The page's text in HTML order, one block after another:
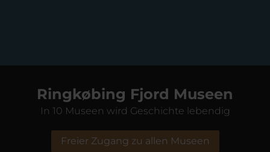
Ringkøbing Fjord Museen
In 10 Museen wird Geschichte lebendig
Freier Zugang zu allen Museen